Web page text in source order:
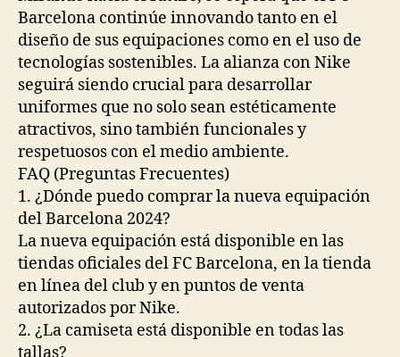
Barcelona continúe innovando tanto en el
diseño de sus equipaciones como en el uso de
tecnologías sostenibles. La alianza con Nike
seguirá siendo crucial para desarrollar
uniformes que no solo sean estéticamente
atractivos, sino también funcionales y
respetuosos con el medio ambiente.
FAQ (Preguntas Frecuentes)
1. ¿Dónde puedo comprar la nueva equipación
del Barcelona 2024?
La nueva equipación está disponible en las
tiendas oficiales del FC Barcelona, en la tienda
en línea del club y en puntos de venta
autorizados por Nike.
2. ¿La camiseta está disponible en todas las
tallas?